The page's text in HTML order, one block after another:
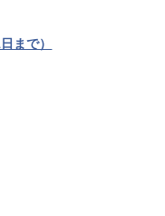
まで）